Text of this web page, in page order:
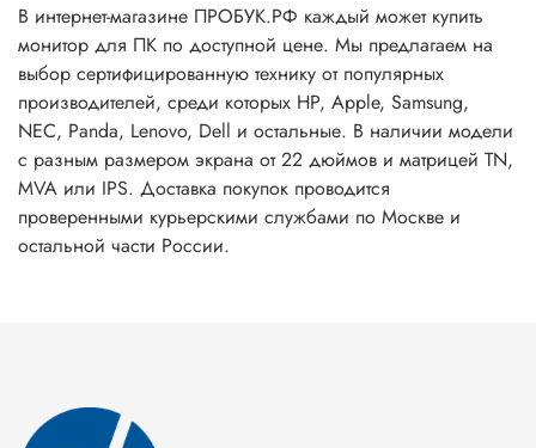
В интернет-магазине ПРОБУК.РФ каждый может купить
монитор для ПК по доступной цене. Мы предлагаем на
выбор сертифицированную технику от популярных
производителей, среди которых HP, Apple, Samsung,
NEC, Panda, Lenovo, Dell и остальные. В наличии модели
с разным размером экрана от 22 дюймов и матрицей TN,
MVA или IPS. Доставка покупок проводится
проверенными курьерскими службами по Москве и
остальной части России.